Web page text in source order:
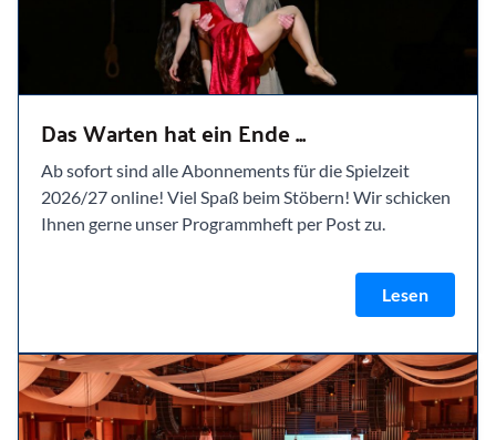
Das Warten hat ein Ende ...
Ab sofort sind alle Abonnements für die Spielzeit
2026/27 online! Viel Spaß beim Stöbern! Wir schicken
Ihnen gerne unser Programmheft per Post zu.
Lesen